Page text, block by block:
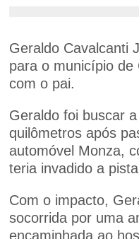
Geraldo Cavalcanti
para o município de
com o pai.
Geraldo foi buscar
quilômetros após
automóvel Monza,
teria invadido a
Com o impacto,
socorrida por uma
encaminhada ao